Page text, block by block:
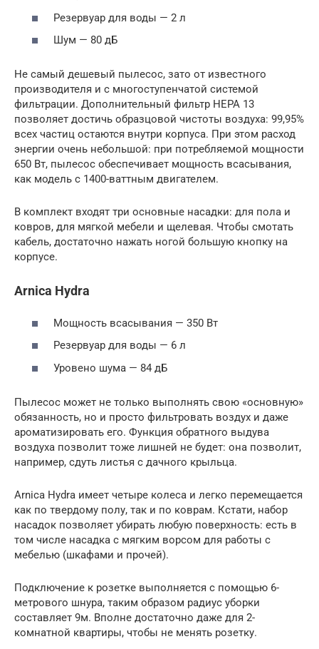
Резервуар для воды — 2 л
Шум — 80 дБ
Не самый дешевый пылесос, зато от известного
производителя и с многоступенчатой системой
фильтрации. Дополнительный фильтр HEPA 13
позволяет достичь образцовой чистоты воздуха: 99,95%
всех частиц остаются внутри корпуса. При этом расход
энергии очень небольшой: при потребляемой мощности
650 Вт, пылесос обеспечивает мощность всасывания,
как модель с 1400-ваттным двигателем.
В комплект входят три основные насадки: для пола и
ковров, для мягкой мебели и щелевая. Чтобы смотать
кабель, достаточно нажать ногой большую кнопку на
корпусе.
Arnica Hydra
Мощность всасывания — 350 Вт
Резервуар для воды — 6 л
Уровено шума — 84 дБ
Пылесос может не только выполнять свою «основную»
обязанность, но и просто фильтровать воздух и даже
ароматизировать его. Функция обратного выдува
воздуха позволит тоже лишней не будет: она позволит,
например, сдуть листья с дачного крыльца.
Arnica Hydra имеет четыре колеса и легко перемещается
как по твердому полу, так и по коврам. Кстати, набор
насадок позволяет убирать любую поверхность: есть в
том числе насадка с мягким ворсом для работы с
мебелью (шкафами и прочей).
Подключение к розетке выполняется с помощью 6-
метрового шнура, таким образом радиус уборки
составляет 9м. Вполне достаточно даже для 2-
комнатной квартиры, чтобы не менять розетку.